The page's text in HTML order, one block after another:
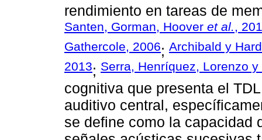
rendimiento en tareas de
Santen, Gorman, Hoover et al.,
Gathercole, 2006; Archibald y
2013; Serra, Henríquez, Lorenzo
cognitiva que presenta el
auditivo central,
se define como la capacidad